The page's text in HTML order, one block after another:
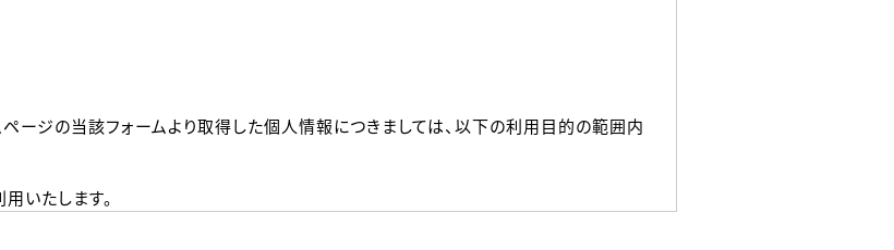
ージの当該フォームより取得した個人情報につきましては、以下の利用目的の範囲内
いたします。